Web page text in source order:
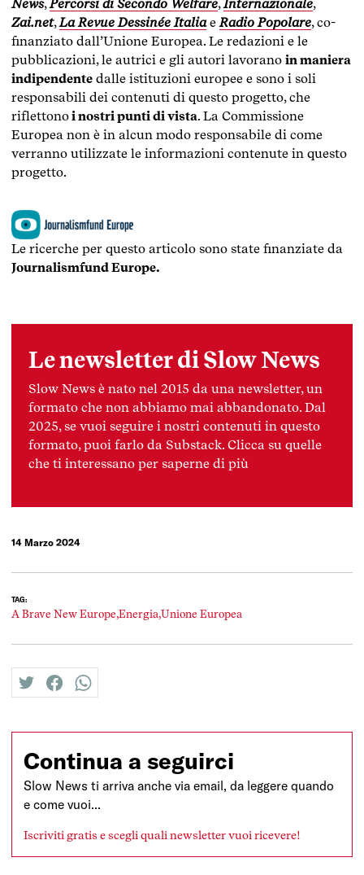
News,Percorsi di Secondo Welfare,Internazionale,
Zai.net,La Revue Dessinée Italiae Radio Popolare, co-
finanziato dall’Unione Europea. Le redazioni e le
pubblicazioni, le autrici e gli autori lavorano in maniera
indipendente dalle istituzioni europee e sono i soli
responsabili dei contenuti di questo progetto, che
riflettonoi nostri punti di vista. La Commissione
Europea non è in alcun modo responsabile di come
verranno utilizzate le informazioni contenute in questo
progetto.
Le ricerche per questo articolo sono state finanziate da
Journalismfund Europe.
Le newsletter di Slow News
Slow News è nato nel 2015 da una newsletter, un
formato che non abbiamo mai abbandonato. Dal
2025, se vuoi seguire i nostri contenuti in questo
formato, puoi farlo da Substack. Clicca su quelle
che ti interessano per saperne di più
14 Marzo 2024
TAG:
A Brave New Europe,Energia,Unione Europea
twitterfacebookwhatsapp
Continua a seguirci
Slow News ti arriva anche via email, da leggere quando
e come vuoi...
Iscriviti gratis e scegli quali newsletter vuoi ricevere!